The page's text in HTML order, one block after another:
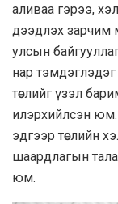
аливаа гэрээ,
дээдлэх зарчим
улсын
нар
төслийг үзэл
илэрхийлсэн
эдгээр төслийн
шаардлагын
юм.